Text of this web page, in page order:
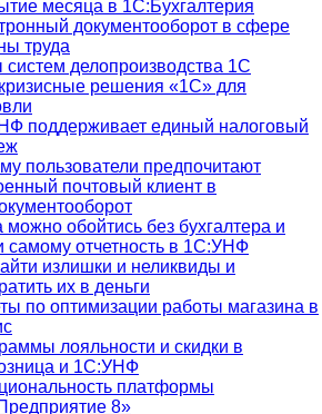
месяца в 1С:Бухгалтерия
документооборот в сфере
труда
систем делопроизводства 1C
решения «1С» для
поддерживает единый налоговый
пользователи предпочитают
почтовый клиент в
можно обойтись без бухгалтера и
самому отчетность в 1С:УНФ
излишки и неликвиды и
их в деньги
по оптимизации работы магазина в
лояльности и скидки в
и 1С:УНФ
платформы
8»